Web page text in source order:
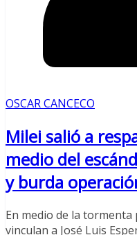
OSCAR CANCECO
Milei salió a
medio del
y burda
En medio de la
vinculan a José Luis